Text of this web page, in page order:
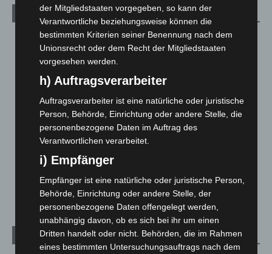
Kategorien
Blaulicht
Corona-News
Hannover und Region
Leserbriefe
Menschen
Veranstaltungen
1.270
Archiv
der Mitgliedstaaten vorgegeben, so kann der
Verantwortliche beziehungsweise können die
bestimmten Kriterien seiner Benennung nach dem
Unionsrecht oder dem Recht der Mitgliedstaaten
vorgesehen werden.
h) Auftragsverarbeiter
Auftragsverarbeiter ist eine natürliche oder juristische
Person, Behörde, Einrichtung oder andere Stelle, die
personenbezogene Daten im Auftrag des
Verantwortlichen verarbeitet.
i) Empfänger
Empfänger ist eine natürliche oder juristische Person,
Behörde, Einrichtung oder andere Stelle, der
personenbezogene Daten offengelegt werden,
unabhängig davon, ob es sich bei ihr um einen
Dritten handelt oder nicht. Behörden, die im Rahmen
eines bestimmten Untersuchungsauftrags nach dem